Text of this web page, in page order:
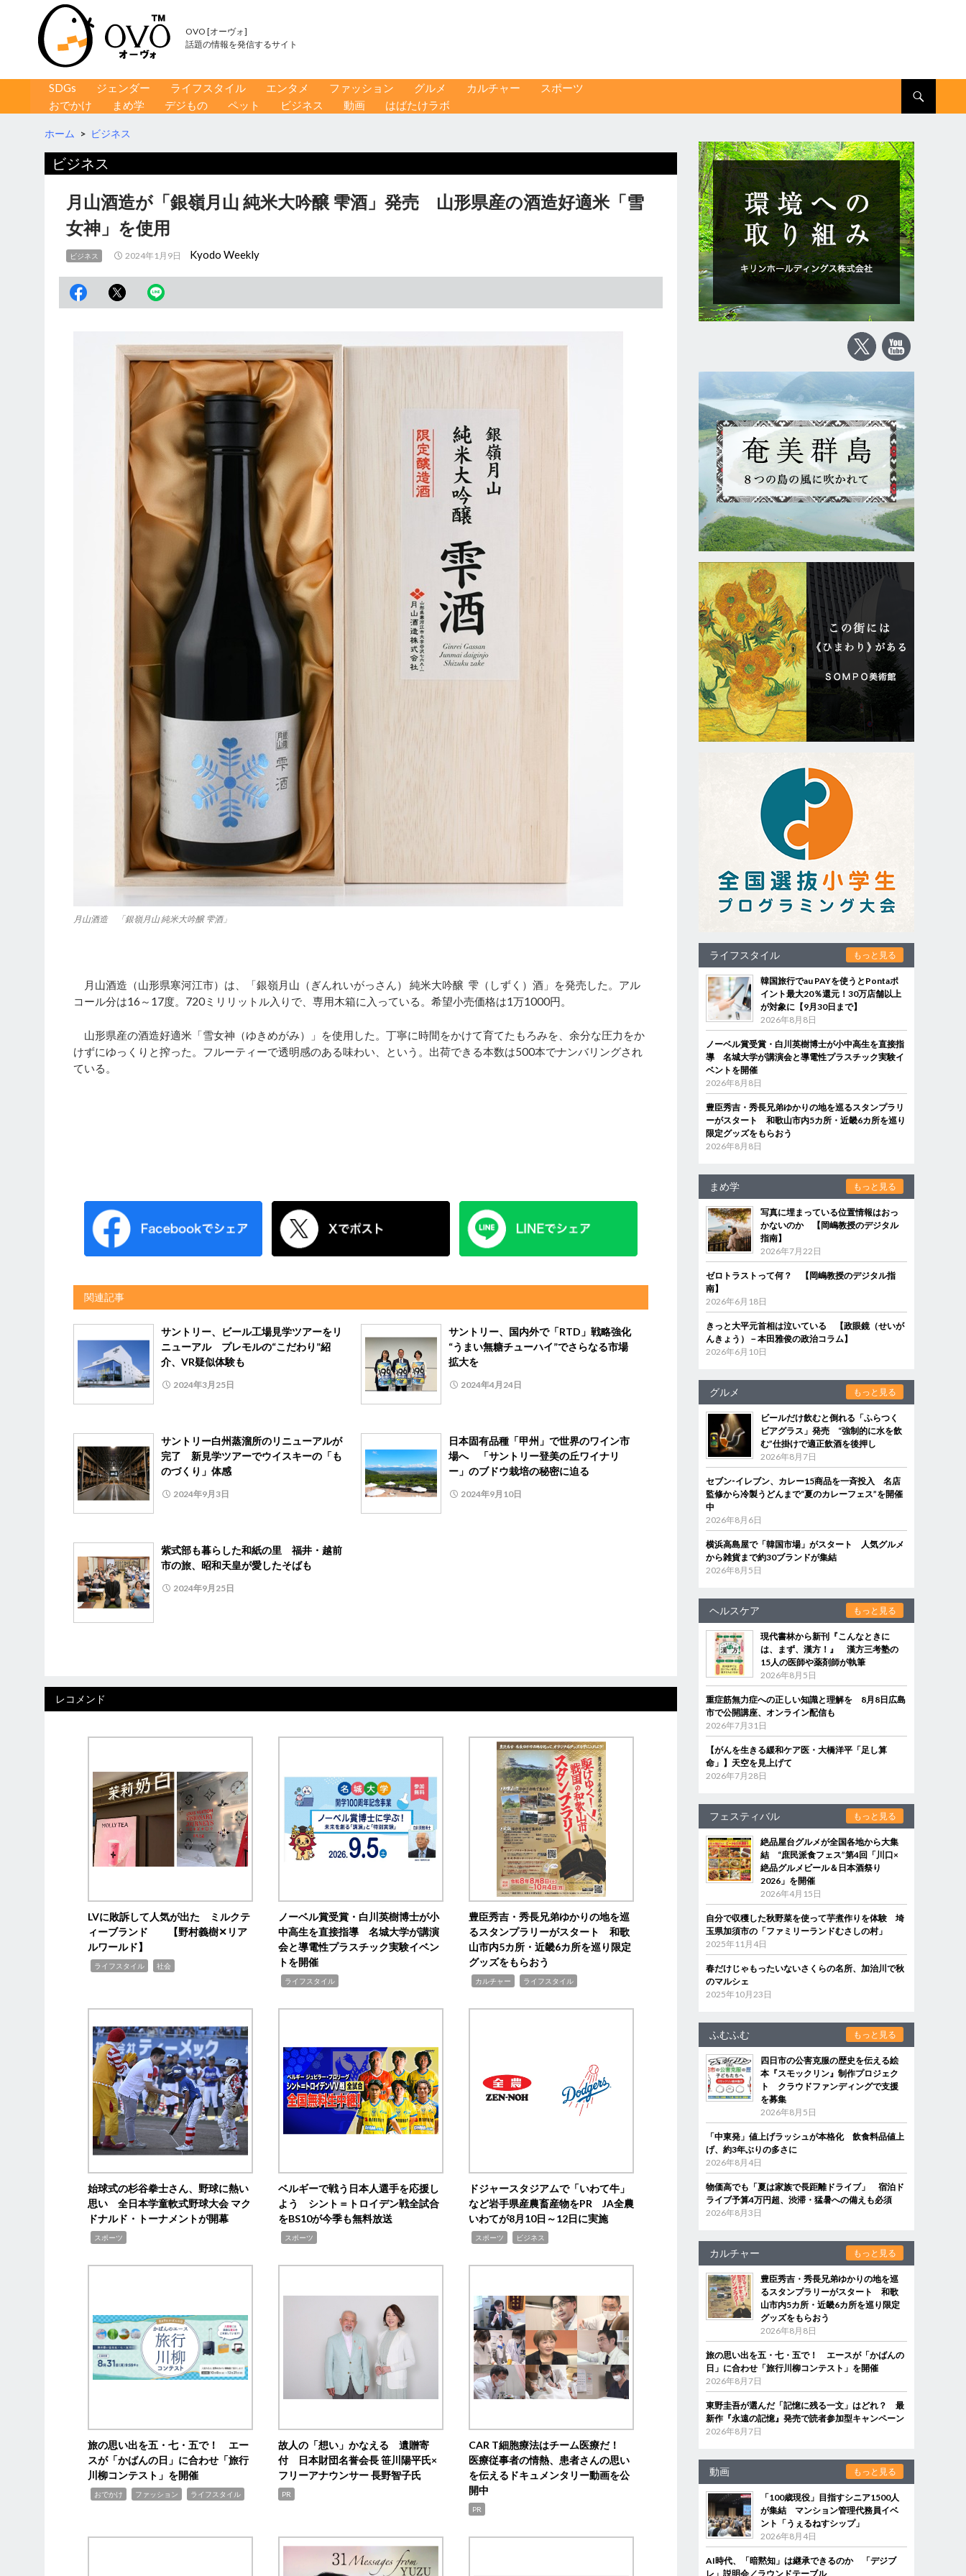
OVO [オーヴォ]
話題の情報を発信するサイト
コンテンツへ移動
SDGs ジェンダー ライフスタイル エンタメ ファッション グルメ カルチャー
スポーツ
おでかけ
まめ学 デジもの ペット ビジネス 動画 はばたけラボ
ホーム > ビジネス
ビジネス
月山酒造が「銀嶺月山 純米大吟醸 雫酒」発売 山形県産の酒造好適米「雪
女神」を使用
ビジネス 2024年1月9日 Kyodo Weekly
月山酒造 「銀嶺月山 純米大吟醸 雫酒」
月山酒造（山形県寒河江市）は、「銀嶺月山（ぎんれいがっさん） 純米大吟醸 雫（しずく）酒」を発売した。アル
コール分は16～17度。720ミリリットル入りで、専用木箱に入っている。希望小売価格は1万1000円。
山形県産の酒造好適米「雪女神（ゆきめがみ）」を使用した。丁寧に時間をかけて育てたもろみを、余分な圧力をか
けずにゆっくりと搾った。フルーティーで透明感のある味わい、という。出荷できる本数は500本でナンバリングされ
ている。
関連記事
サントリー、ビール工場見学ツアーをリ
ニューアル プレモルの“こだわり”紹
介、VR疑似体験も
2024年3月25日
サントリー、国内外で「RTD」戦略強化
“うまい無糖チューハイ”でさらなる市場
拡大を
2024年4月24日
サントリー白州蒸溜所のリニューアルが
完了 新見学ツアーでウイスキーの「も
のづくり」体感
2024年9月3日
日本固有品種「甲州」で世界のワイン市
場へ 「サントリー登美の丘ワイナリ
ー」のブドウ栽培の秘密に迫る
2024年9月10日
紫式部も暮らした和紙の里 福井・越前
市の旅、昭和天皇が愛したそばも
2024年9月25日
レコメンド
LVに敗訴して人気が出た ミルクテ
ィーブランド 【野村義樹✕リア
ルワールド】
ライフスタイル 社会
ノーベル賞受賞・白川英樹博士が小
中高生を直接指導 名城大学が講演
会と導電性プラスチック実験イベン
トを開催
ライフスタイル
豊臣秀吉・秀長兄弟ゆかりの地を巡
るスタンプラリーがスタート 和歌
山市内5カ所・近畿6カ所を巡り限定
グッズをもらおう
カルチャー ライフスタイル
始球式の杉谷拳士さん、野球に熱い
思い 全日本学童軟式野球大会 マク
ドナルド・トーナメントが開幕
スポーツ
ベルギーで戦う日本人選手を応援し
よう シント＝トロイデン戦全試合
をBS10が今季も無料放送
スポーツ
ドジャースタジアムで「いわて牛」
など岩手県産農畜産物をPR JA全農
いわてが8月10日～12日に実施
スポーツ ビジネス
旅の思い出を五・七・五で！ エー
スが「かばんの日」に合わせ「旅行
川柳コンテスト」を開催
おでかけ ファッション ライフスタイル
故人の「想い」かなえる 遺贈寄
付 日本財団名誉会長 笹川陽平氏×
フリーアナウンサー 長野智子氏
PR
CAR T細胞療法はチーム医療だ！
医療従事者の情熱、患者さんの思い
を伝えるドキュメンタリー動画を公
開中
PR
ライフスタイル もっと見る
韓国旅行でau PAYを使うとPontaポ
イント最大20％還元！30万店舗以上
が対象に【9月30日まで】
2026年8月8日
ノーベル賞受賞・白川英樹博士が小中高生を直接指
導 名城大学が講演会と導電性プラスチック実験イ
ベントを開催
2026年8月8日
豊臣秀吉・秀長兄弟ゆかりの地を巡るスタンプラリ
ーがスタート 和歌山市内5カ所・近畿6カ所を巡り
限定グッズをもらおう
2026年8月8日
まめ学 もっと見る
写真に埋まっている位置情報はおっ
かないのか 【岡嶋教授のデジタル
指南】
2026年7月22日
ゼロトラストって何？ 【岡嶋教授のデジタル指
南】
2026年6月18日
きっと大平元首相は泣いている 【政眼鏡（せいが
んきょう）－本田雅俊の政治コラム】
2026年6月10日
グルメ もっと見る
ビールだけ飲むと倒れる「ふらつく
ビアグラス」発売 “強制的に水を飲
む”仕掛けで適正飲酒を後押し
2026年8月7日
セブン‐イレブン、カレー15商品を一斉投入 名店
監修から冷製うどんまで“夏のカレーフェス”を開催
中
2026年8月6日
横浜高島屋で「韓国市場」がスタート 人気グルメ
から雑貨まで約30ブランドが集結
2026年8月5日
ヘルスケア もっと見る
現代書林から新刊『こんなときに
は、まず、漢方！』 漢方三考塾の
15人の医師や薬剤師が執筆
2026年8月5日
重症筋無力症への正しい知識と理解を 8月8日広島
市で公開講座、オンライン配信も
2026年7月31日
【がんを生きる緩和ケア医・大橋洋平「足し算
命」】天空を見上げて
2026年7月28日
フェスティバル もっと見る
絶品屋台グルメが全国各地から大集
結 “庶民派食フェス”第4回「川口×
絶品グルメビール＆日本酒祭り
2026」を開催
2026年4月15日
自分で収穫した秋野菜を使って芋煮作りを体験 埼
玉県加須市の「ファミリーランドむさしの村」
2025年11月4日
春だけじゃもったいないさくらの名所、加治川で秋
のマルシェ
2025年10月23日
ふむふむ もっと見る
四日市の公害克服の歴史を伝える絵
本『スモックリン』制作プロジェク
ト クラウドファンディングで支援
を募集
2026年8月5日
「中東発」値上げラッシュが本格化 飲食料品値上
げ、約3年ぶりの多さに
2026年8月4日
物価高でも「夏は家族で長距離ドライブ」 宿泊ド
ライブ予算4万円超、渋滞・猛暑への備えも必須
2026年8月3日
カルチャー もっと見る
豊臣秀吉・秀長兄弟ゆかりの地を巡
るスタンプラリーがスタート 和歌
山市内5カ所・近畿6カ所を巡り限定
グッズをもらおう
2026年8月8日
旅の思い出を五・七・五で！ エースが「かばんの
日」に合わせ「旅行川柳コンテスト」を開催
2026年8月7日
東野圭吾が選んだ「記憶に残る一文」はどれ？ 最
新作『永遠の記憶』発売で読者参加型キャンペーン
2026年8月7日
動画 もっと見る
「100歳現役」目指すシニア1500人
が集結 マンション管理代務員イベ
ント「うぇるねすシップ」
2026年8月4日
AI時代、「暗黙知」は継承できるのか 「デジブ
レ」説明会／ラウンドテーブル